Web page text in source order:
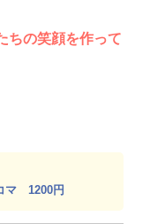
の笑顔を作って
マ 1200円